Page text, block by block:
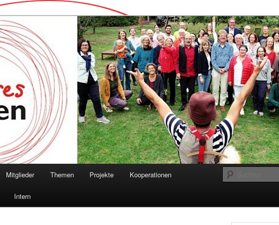
Mitglieder Themen Projekte Kooperationen
Intern